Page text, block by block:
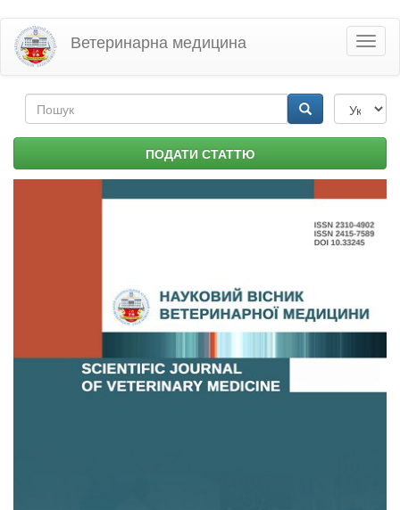
Перейти
основного
матеріалу
Ветеринарна медицина
Пошукова
форма ПОДАТИ СТАТТЮ